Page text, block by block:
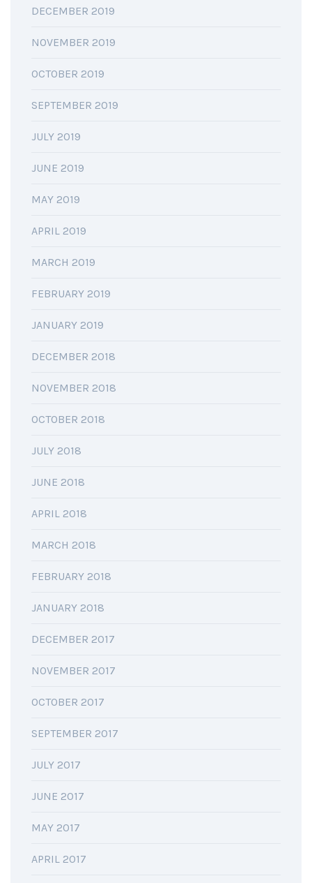
DECEMBER 2019
NOVEMBER 2019
OCTOBER 2019
SEPTEMBER 2019
JULY 2019
JUNE 2019
MAY 2019
APRIL 2019
MARCH 2019
FEBRUARY 2019
JANUARY 2019
DECEMBER 2018
NOVEMBER 2018
OCTOBER 2018
JULY 2018
JUNE 2018
APRIL 2018
MARCH 2018
FEBRUARY 2018
JANUARY 2018
DECEMBER 2017
NOVEMBER 2017
OCTOBER 2017
SEPTEMBER 2017
JULY 2017
JUNE 2017
MAY 2017
APRIL 2017